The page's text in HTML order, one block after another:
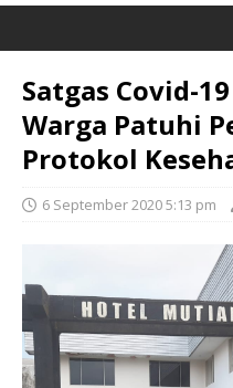
Satgas Covid-
Warga Patuhi
Protokol
6 September 2020 5:13 pm